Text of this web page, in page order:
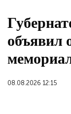
объявил
08.08.2026 12:15